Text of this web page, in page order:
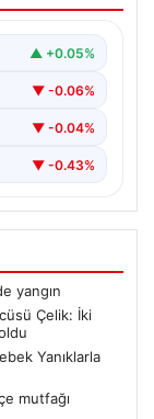
▲ +0.05%
▼ -0.06%
▼ -0.04%
▼ -0.43%
yangın
Çelik: İki
Yanıklarla
mutfağı